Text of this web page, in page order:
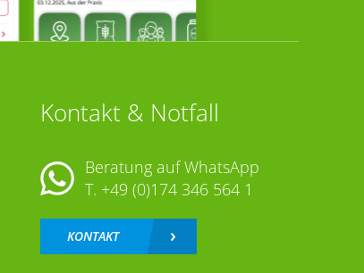
Kontakt & Notfall
Beratung auf WhatsApp
T. +49 (0)174 346 564 1
KONTAKT